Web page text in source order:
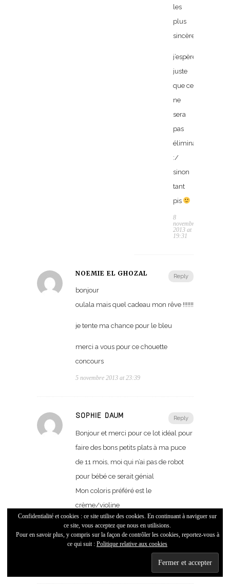
les
plus
sincères
j’espère
juste
que ce
ne
sera
pas
éliminatoire
:/
sinon
tant
pis
8
novembre
2013 at
19:31
Reply
NOEMIE EL GHOZAL
bonjour
oulala mais quel cadeau mon rêve !!!!!!!
je tente ma chance pour le bleu
merci a vous pour ce chouette
concours
5 novembre 2013 at 23:39
Reply
SOPHIE DAUM
Bonjour et merci pour ce lot idéal pour
faire des bons petits plats à ma puce
de 11 mois, moi qui n’ai pas de robot
pour bébé ce serait génial
Mon coloris préféré est le
crème/violine
Je suis fan sur facebook avec mon
pseudo Sophie Daum
Merci et à bientôt
Confidentialité et cookies : ce site utilise des cookies. En continuant à naviguer sur
ce site, vous acceptez que nous en utilisions.
Pour en savoir plus, y compris sur la façon de contrôler les cookies, reportez-vous à
ce qui suit : Politique relative aux cookies